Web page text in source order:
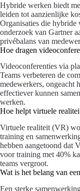
Hybride werken biedt
leiden tot aanzienlijke
Organisaties die hybride
onderzoek van Gartner
privébalans van
Hoe dragen
Videoconferenties via
Teams verbeteren de
medewerkers, ongeacht
effectiever kunnen
werken.
Hoe helpt virtuele
Virtuele realiteit (VR)
training en
hebben aangetoond dat
voor training met 40%
teams vergroot.
Wat is het belang van
Een sterke